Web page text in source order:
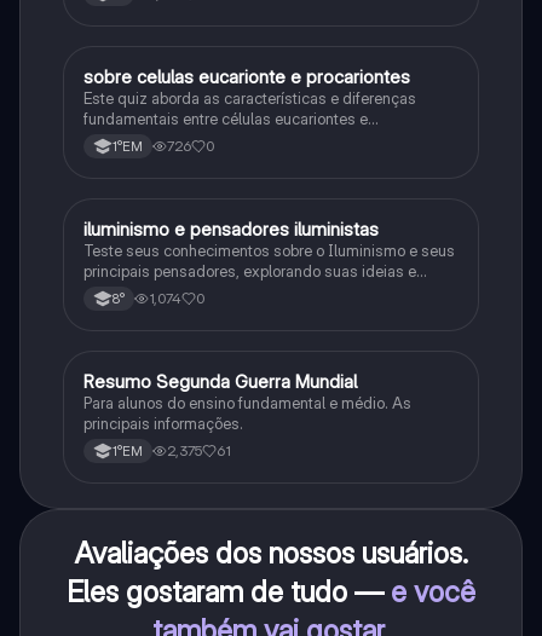
Biologia
sobre celulas eucarionte e procariontes
Este quiz aborda as características e diferenças
fundamentais entre células eucariontes e
procariontes.
1°EM 726 0
História
iluminismo e pensadores iluministas
Teste seus conhecimentos sobre o Iluminismo e seus
principais pensadores, explorando suas ideias e
impacto histórico.
8° 1,074 0
História
Resumo Segunda Guerra Mundial
Para alunos do ensino fundamental e médio. As
principais informações.
1°EM 2,375 61
Avaliações dos nossos usuários.
Eles gostaram de tudo — e você